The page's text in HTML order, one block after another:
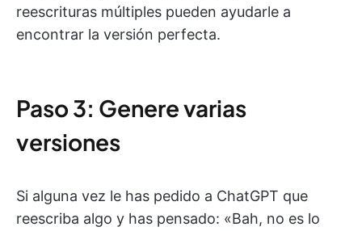
reescrituras múltiples pueden ayudarle a
encontrar la versión perfecta.
Paso 3: Genere varias
versiones
Si alguna vez le has pedido a ChatGPT que
reescriba algo y has pensado: «Bah, no es lo